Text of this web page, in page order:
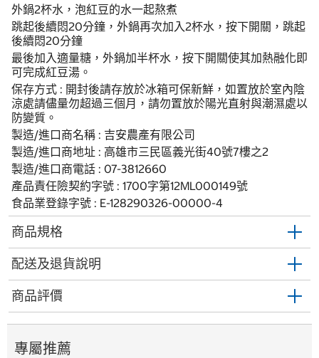
外鍋2杯水，泡紅豆的水一起熬煮
跳起後續悶20分鐘，外鍋再次加入2杯水，按下開關，跳起
後續悶20分鐘
最後加入適量糖，外鍋加半杯水，按下開關使其加熱融化即
可完成紅豆湯。
保存方式 : 開封後請存放於冰箱可保新鮮，如置放於室內陰
涼處請儘量勿超過三個月，請勿置放於陽光直射與潮濕處以
防變質。
製造/進口商名稱 : 吉安農產有限公司
製造/進口商地址 : 高雄市三民區義光街40號7樓之2
製造/進口商電話 : 07-3812660
產品責任險契約字號 : 1700字第12ML000149號
食品業登錄字號 : E-128290326-00000-4
商品規格
配送及退貨說明
商品評價
專屬推薦